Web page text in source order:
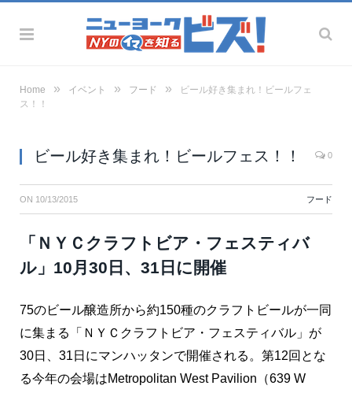
Home » イベント » フード »
ビール好き集まれ！ビールフェ
ス！！
ビール好き集まれ！ビールフェス！！ 0
ON 10/13/2015 フード
「ＮＹＣクラフトビア・フェスティバ
ル」10月30日、31日に開催
75のビール醸造所から約150種のクラフトビールが一同
に集まる「ＮＹＣクラフトビア・フェスティバル」が
30日、31日にマンハッタンで開催される。第12回とな
る今年の会場はMetropolitan West Pavilion（639 W